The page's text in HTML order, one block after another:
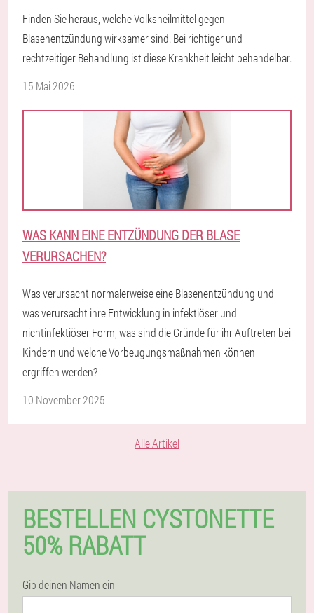
Finden Sie heraus, welche Volksheilmittel gegen
Blasenentzündung wirksamer sind. Bei richtiger und
rechtzeitiger Behandlung ist diese Krankheit leicht behandelbar.
15 Mai 2026
WAS KANN EINE ENTZÜNDUNG DER BLASE
VERURSACHEN?
Was verursacht normalerweise eine Blasenentzündung und
was verursacht ihre Entwicklung in infektiöser und
nichtinfektiöser Form, was sind die Gründe für ihr Auftreten bei
Kindern und welche Vorbeugungsmaßnahmen können
ergriffen werden?
10 November 2025
Alle Artikel
BESTELLEN CYSTONETTE
50% RABATT
Gib deinen Namen ein